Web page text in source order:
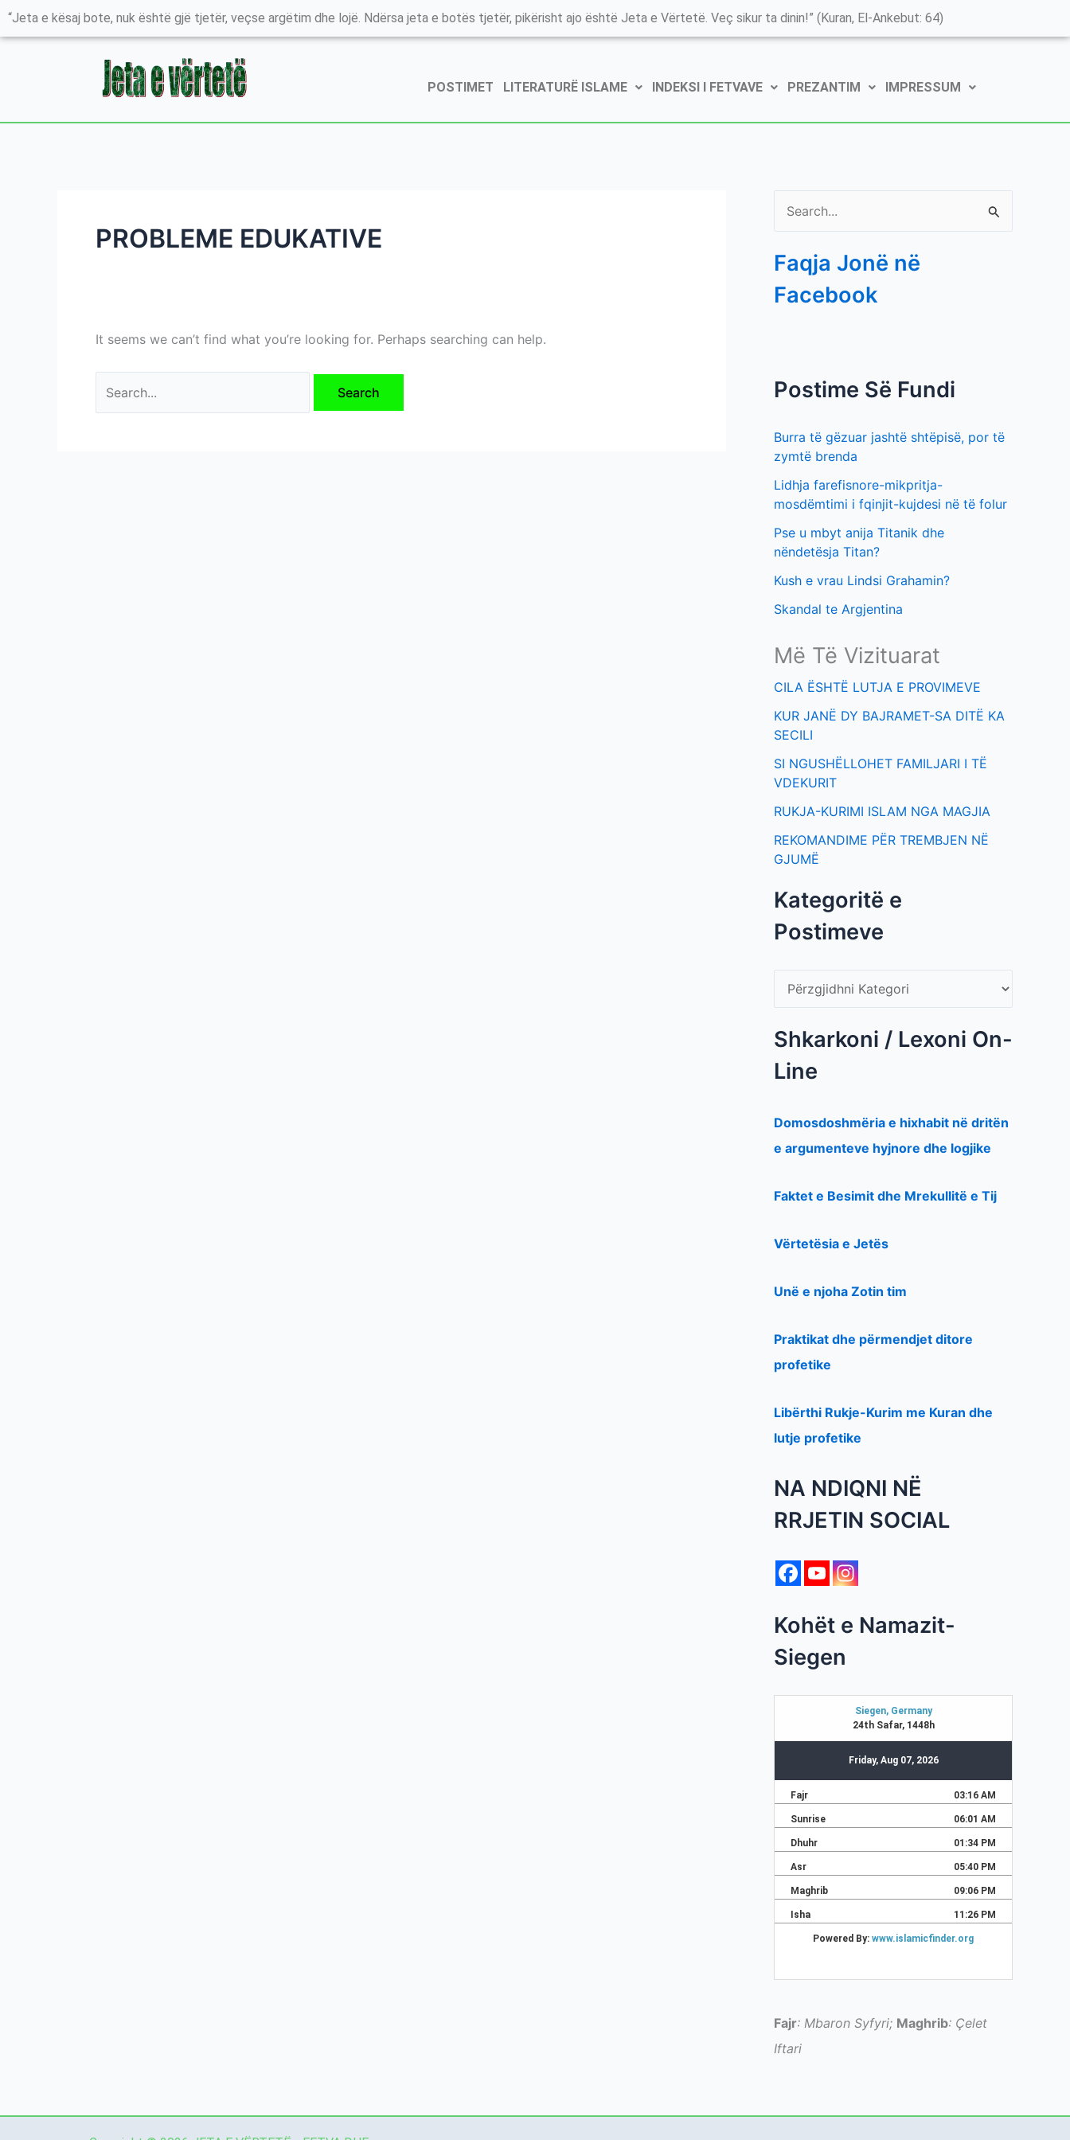
Skip
“Jeta e kësaj bote, nuk është gjë tjetër, veçse argëtim dhe lojë. Ndërsa jeta e botës tjetër, pikërisht ajo është Jeta e Vërtetë. Veç sikur ta dinin!” (Kuran, El-Ankebut: 64)
POSTIMET LITERATURË ISLAME INDEKSI I FETVAVE PREZANTIM IMPRESSUM
PROBLEME EDUKATIVE
It seems we can’t find what you’re looking for. Perhaps searching can help.
Search
a
r
o
:
Faqja Jonë në
Facebook
Postime Së Fundi
Burra të gëzuar jashtë shtëpisë, por të
zymtë brenda
Lidhja farefisnore-mikpritja-
mosdëmtimi i fqinjit-kujdesi në të folur
Pse u mbyt anija Titanik dhe
nëndetësja Titan?
Kush e vrau Lindsi Grahamin?
Skandal te Argjentina
Më Të Vizituarat
CILA ËSHTË LUTJA E PROVIMEVE
KUR JANË DY BAJRAMET-SA DITË KA
SECILI
SI NGUSHËLLOHET FAMILJARI I TË
VDEKURIT
RUKJA-KURIMI ISLAM NGA MAGJIA
REKOMANDIME PËR TREMBJEN NË
GJUMË
Kategoritë e
Postimeve
K
a
e
i
e
P
i
e
Shkarkoni / Lexoni On-
Line
Domosdoshmëria e hixhabit në dritën
e argumenteve hyjnore dhe logjike
Faktet e Besimit dhe Mrekullitë e Tij
Vërtetësia e Jetës
Unë e njoha Zotin tim
Praktikat dhe përmendjet ditore
profetike
Libërthi Rukje-Kurim me Kuran dhe
lutje profetike
NA NDIQNI NË
RRJETIN SOCIAL
Kohët e Namazit-
Siegen
Fajr: Mbaron Syfyri; Maghrib: Çelet
Iftari